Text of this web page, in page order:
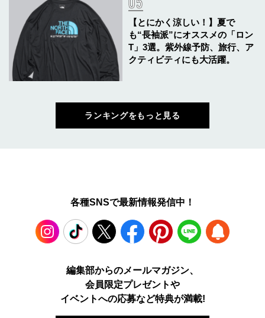
【とにかく涼しい！】夏で
も“長袖派”にオススメの「ロン
T」3選。紫外線予防、旅行、ア
クティビティにも大活躍。
ランキングをもっと見る
各種SNSで最新情報発信中！
TikTok X Facebook Pinterest LINE
編集部からのメールマガジン、
会員限定プレゼントや
イベントへの応募など特典が満載!